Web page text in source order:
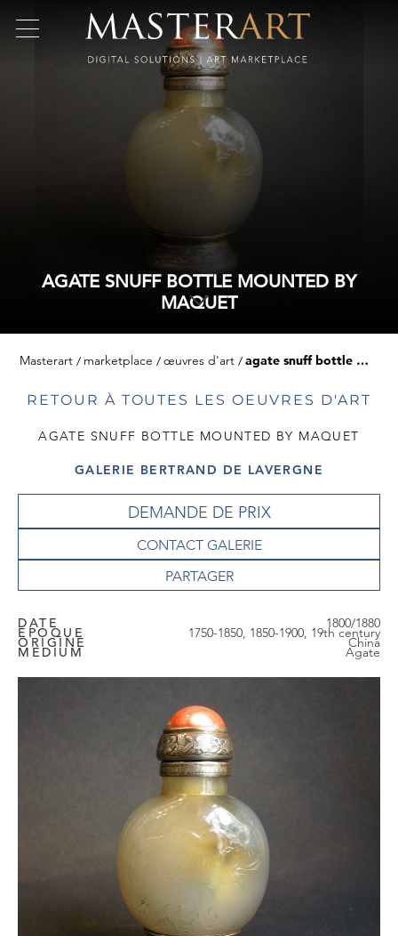
AGATE SNUFF BOTTLE MOUNTED BY
MAQUET
Masterart marketplace œuvres d'art agate snuff bottle mounted by maquet
RETOUR À TOUTES LES OEUVRES D'ART
AGATE SNUFF BOTTLE MOUNTED BY MAQUET
GALERIE BERTRAND DE LAVERGNE
DEMANDE DE PRIX
CONTACT GALERIE
DATE 1800/1880
EPOQUE 1750-1850, 1850-1900, 19th century
ORIGINE China
MEDIUM Agate